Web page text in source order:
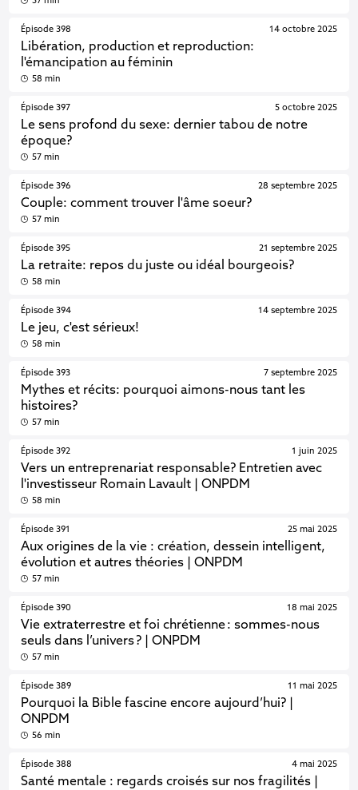
Épisode 398
Libération, production et reproduction:
l'émancipation au féminin
14 octobre 2025
58 min
Épisode 397
Le sens profond du sexe: dernier tabou de notre
époque?
5 octobre 2025
57 min
Épisode 396
Couple: comment trouver l'âme soeur?
28 septembre 2025
57 min
Épisode 395
La retraite: repos du juste ou idéal bourgeois?
21 septembre 2025
58 min
Épisode 394
Le jeu, c'est sérieux!
14 septembre 2025
58 min
Épisode 393
Mythes et récits: pourquoi aimons-nous tant les
histoires?
7 septembre 2025
57 min
Épisode 392
Vers un entreprenariat responsable? Entretien avec
l'investisseur Romain Lavault | ONPDM
1 juin 2025
58 min
Épisode 391
Aux origines de la vie : création, dessein intelligent,
évolution et autres théories | ONPDM
25 mai 2025
57 min
Épisode 390
Vie extraterrestre et foi chrétienne : sommes-nous
seuls dans l’univers ? | ONPDM
18 mai 2025
57 min
Épisode 389
Pourquoi la Bible fascine encore aujourd’hui? |
ONPDM
11 mai 2025
56 min
Épisode 388
Santé mentale : regards croisés sur nos fragilités |
4 mai 2025